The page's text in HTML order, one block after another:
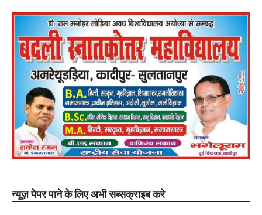
न्यूज़ पेपर पाने के लिए अभी सब्सक्राइब करे